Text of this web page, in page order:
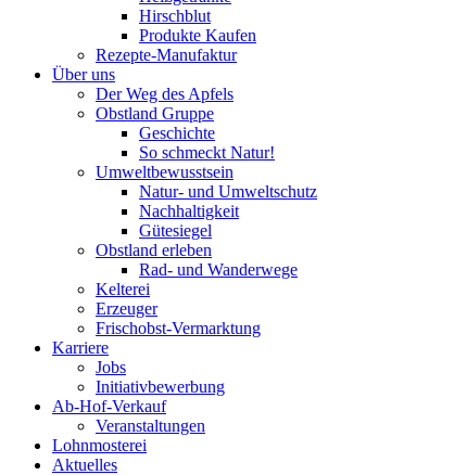
Hirschblut
Produkte Kaufen
Rezepte-Manufaktur
Über uns
Der Weg des Apfels
Obstland Gruppe
Geschichte
So schmeckt Natur!
Umweltbewusstsein
Natur- und Umweltschutz
Nachhaltigkeit
Gütesiegel
Obstland erleben
Rad- und Wanderwege
Kelterei
Erzeuger
Frischobst-Vermarktung
Karriere
Jobs
Initiativbewerbung
Ab-Hof-Verkauf
Veranstaltungen
Lohnmosterei
Aktuelles